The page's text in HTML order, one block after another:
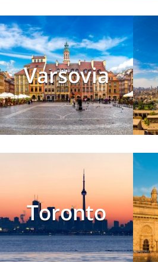
Varsovia
Toronto